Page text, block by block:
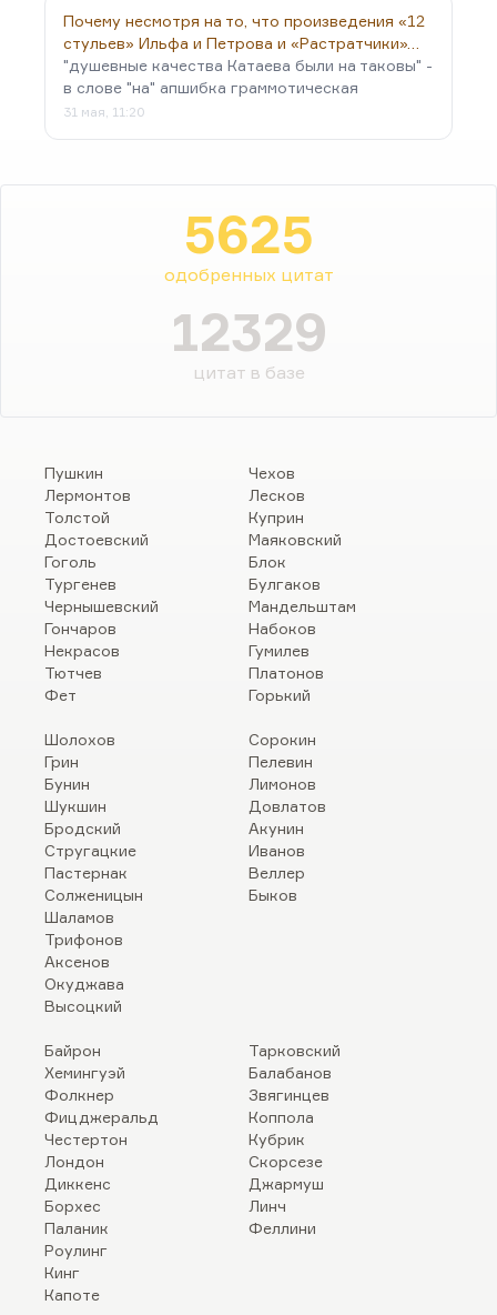
Почему несмотря на то, что произведения «12
стульев» Ильфа и Петрова и «Растратчики»…
"душевные качества Катаева были на таковы" -
в слове "на" апшибка граммотическая
31 мая, 11:20
5625
одобренных цитат
12329
цитат в базе
Пушкин
Лермонтов
Толстой
Достоевский
Гоголь
Тургенев
Чернышевский
Гончаров
Некрасов
Тютчев
Фет
Чехов
Лесков
Куприн
Маяковский
Блок
Булгаков
Мандельштам
Набоков
Гумилев
Платонов
Горький
Шолохов
Грин
Бунин
Шукшин
Бродский
Стругацкие
Пастернак
Солженицын
Шаламов
Трифонов
Аксенов
Окуджава
Высоцкий
Сорокин
Пелевин
Лимонов
Довлатов
Акунин
Иванов
Веллер
Быков
Байрон
Хемингуэй
Фолкнер
Фицджеральд
Честертон
Лондон
Диккенс
Борхес
Паланик
Роулинг
Кинг
Капоте
Тарковский
Балабанов
Звягинцев
Коппола
Кубрик
Скорсезе
Джармуш
Линч
Феллини